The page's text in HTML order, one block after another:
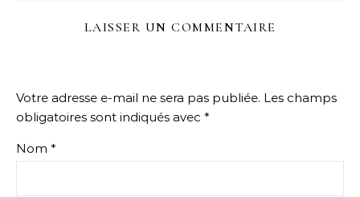
LAISSER UN COMMENTAIRE
Votre adresse e-mail ne sera pas publiée. Les champs
obligatoires sont indiqués avec *
Nom *